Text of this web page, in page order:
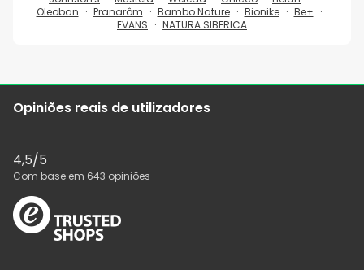
Oleoban
Pranarôm Bambo Nature Bionike
Be+
EVANS
NATURA SIBERICA
Opiniões reais de utilizadores
4,5/5
Com base em 643 opiniões